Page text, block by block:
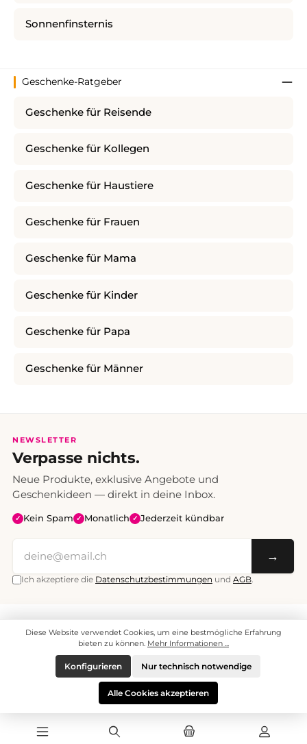
Sonnenfinsternis
Geschenke-Ratgeber
Geschenke für Reisende
Geschenke für Kollegen
Geschenke für Haustiere
Geschenke für Frauen
Geschenke für Mama
Geschenke für Kinder
Geschenke für Papa
Geschenke für Männer
NEWSLETTER
Verpasse nichts.
Neue Produkte, exklusive Angebote und
Geschenkideen — direkt in deine Inbox.
✓ Kein Spam ✓ Monatlich ✓ Jederzeit kündbar
→
Ich akzeptiere die Datenschutzbestimmungen und AGB.
versandkostenfrei.
© 2008 - 2026 enjoymedia.ch - Alle Rechte vorbehalten.
Diese Website verwendet Cookies, um eine bestmögliche Erfahrung
bieten zu können. Mehr Informationen ...
Nur technisch notwendige
Konfigurieren
Alle Cookies akzeptieren